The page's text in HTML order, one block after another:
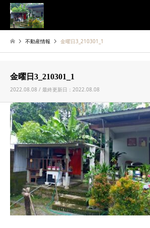
不動産情報 金曜日3_210301_1
金曜日3_210301_1
2022.08.08 / 最終更新日：2022.08.08